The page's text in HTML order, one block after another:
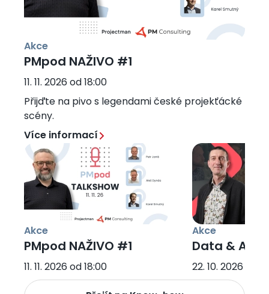
Akce
PMpod NAŽIVO #1
11. 11. 2026 od 18:00
Přijďte na pivo s legendami české projekťácké
scény.
Více informací
Obrázek
Akce
PMpod NAŽIVO #1
11. 11. 2026 od 18:00
Obrázek
Akce
Data & AI
22. 10. 2026